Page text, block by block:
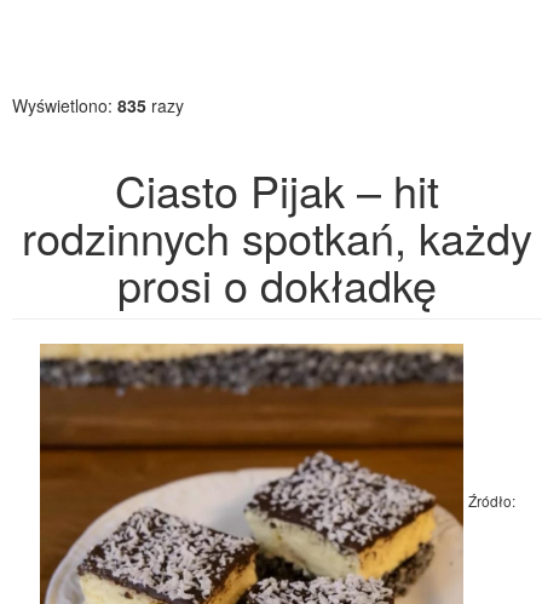
Wyświetlono: 835 razy
Ciasto Pijak – hit
rodzinnych spotkań, każdy
prosi o dokładkę
Źródło: